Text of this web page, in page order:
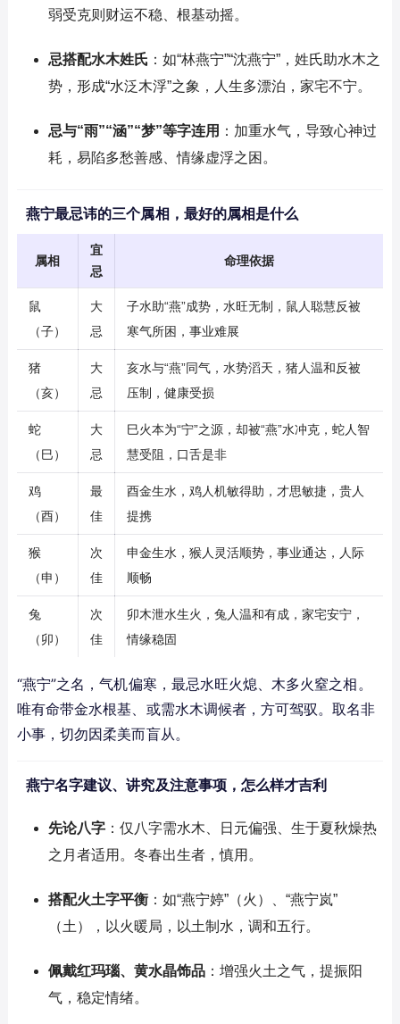
弱受克则财运不稳、根基动摇。
忌搭配水木姓氏 ：如“林燕宁”“沈燕宁”，姓氏助水木之
势，形成“水泛木浮”之象，人生多漂泊，家宅不宁。
忌与“雨”“涵”“梦”等字连用 ：加重水气，导致心神过
耗，易陷多愁善感、情缘虚浮之困。
燕宁最忌讳的三个属相，最好的属相是什么
属相
宜
忌
命理依据
鼠
（子）
大
忌
子水助“燕”成势，水旺无制，鼠人聪慧反被
寒气所困，事业难展
猪
（亥）
大
忌
亥水与“燕”同气，水势滔天，猪人温和反被
压制，健康受损
蛇
（巳）
大
忌
巳火本为“宁”之源，却被“燕”水冲克，蛇人智
慧受阻，口舌是非
鸡
（酉）
最
佳
酉金生水，鸡人机敏得助，才思敏捷，贵人
提携
猴
（申）
次
佳
申金生水，猴人灵活顺势，事业通达，人际
顺畅
兔
（卯）
次
佳
卯木泄水生火，兔人温和有成，家宅安宁，
情缘稳固
“燕宁”之名，气机偏寒，最忌水旺火熄、木多火窒之相。
唯有命带金水根基、或需水木调候者，方可驾驭。取名非
小事，切勿因柔美而盲从。
燕宁名字建议、讲究及注意事项，怎么样才吉利
先论八字：仅八字需水木、日元偏强、生于夏秋燥热
之月者适用。冬春出生者，慎用。
搭配火土字平衡：如“燕宁婷”（火）、“燕宁岚”
（土），以火暖局，以土制水，调和五行。
佩戴红玛瑙、黄水晶饰品：增强火土之气，提振阳
气，稳定情绪。